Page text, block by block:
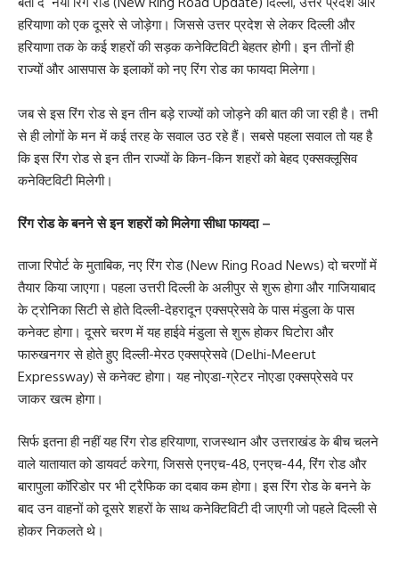
हरियाणा को एक दूसरे से जोड़ेगा। जिससे उत्तर प्रदेश से लेकर दिल्ली और
हरियाणा तक के कई शहरों की सड़क कनेक्टिविटी बेहतर होगी। इन तीनों ही
राज्यों और आसपास के इलाकों को नए रिंग रोड का फायदा मिलेगा।
जब से इस रिंग रोड से इन तीन बड़े राज्यों को जोड़ने की बात की जा रही है। तभी
से ही लोगों के मन में कई तरह के सवाल उठ रहे हैं। सबसे पहला सवाल तो यह है
कि इस रिंग रोड से इन तीन राज्यों के किन-किन शहरों को बेहद एक्सक्लूसिव
कनेक्टिविटी मिलेगी।
रिंग रोड के बनने से इन शहरों को मिलेगा सीधा फायदा –
ताजा रिपोर्ट के मुताबिक, नए रिंग रोड (New Ring Road News) दो चरणों में
तैयार किया जाएगा। पहला उत्तरी दिल्ली के अलीपुर से शुरू होगा और गाजियाबाद
के ट्रोनिका सिटी से होते दिल्ली-देहरादून एक्सप्रेसवे के पास मंडुला के पास
कनेक्ट होगा। दूसरे चरण में यह हाईवे मंडुला से शुरू होकर घिटोरा और
फारुखनगर से होते हुए दिल्ली-मेरठ एक्सप्रेसवे (Delhi-Meerut
Expressway) से कनेक्ट होगा। यह नोएडा-ग्रेटर नोएडा एक्सप्रेसवे पर
जाकर खत्म होगा।
सिर्फ इतना ही नहीं यह रिंग रोड हरियाणा, राजस्थान और उत्तराखंड के बीच चलने
वाले यातायात को डायवर्ट करेगा, जिससे एनएच-48, एनएच-44, रिंग रोड और
बारापुला कॉरिडोर पर भी ट्रैफिक का दबाव कम होगा। इस रिंग रोड के बनने के
बाद उन वाहनों को दूसरे शहरों के साथ कनेक्टिविटी दी जाएगी जो पहले दिल्ली से
होकर निकलते थे।